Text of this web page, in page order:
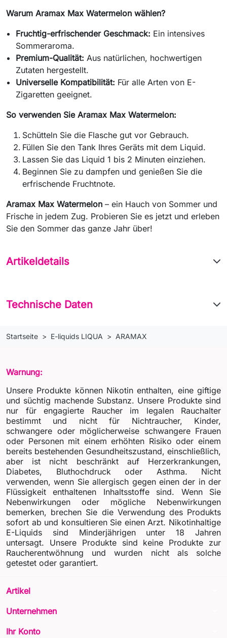
Warum Aramax Max Watermelon wählen?
Fruchtig-erfrischender Geschmack: Ein intensives
Sommeraroma.
Premium-Qualität: Aus natürlichen, hochwertigen
Zutaten hergestellt.
Universelle Kompatibilität: Für alle Arten von E-
Zigaretten geeignet.
So verwenden Sie Aramax Max Watermelon:
Schütteln Sie die Flasche gut vor Gebrauch.
Füllen Sie den Tank Ihres Geräts mit dem Liquid.
Lassen Sie das Liquid 1 bis 2 Minuten einziehen.
Beginnen Sie zu dampfen und genießen Sie die
erfrischende Fruchtnote.
Aramax Max Watermelon – ein Hauch von Sommer und
Frische in jedem Zug. Probieren Sie es jetzt und erleben
Sie den Sommer das ganze Jahr über!
Artikeldetails
Technische Daten
Startseite E-liquids LIQUA ARAMAX
Warnung:
Unsere Produkte können Nikotin enthalten, eine giftige
und süchtig machende Substanz. Unsere Produkte sind
nur für engagierte Raucher im legalen Rauchalter
bestimmt und nicht für Nichtraucher, Kinder,
schwangere oder möglicherweise schwangere Frauen
oder Personen mit einem erhöhten Risiko oder einem
bereits bestehenden Gesundheitszustand, einschließlich,
aber ist nicht beschränkt auf Herzerkrankungen,
Diabetes, Bluthochdruck oder Asthma. Nicht
verwenden, wenn Sie allergisch gegen einen der in der
Flüssigkeit enthaltenen Inhaltsstoffe sind. Wenn Sie
Nebenwirkungen oder mögliche Nebenwirkungen
bemerken, brechen Sie die Verwendung des Produkts
sofort ab und konsultieren Sie einen Arzt. Nikotinhaltige
E-Liquids sind Minderjährigen unter 18 Jahren
untersagt. Unsere Produkte sind keine Produkte zur
Raucherentwöhnung und wurden nicht als solche
getestet oder garantiert.
Artikel
Unternehmen
Ihr Konto